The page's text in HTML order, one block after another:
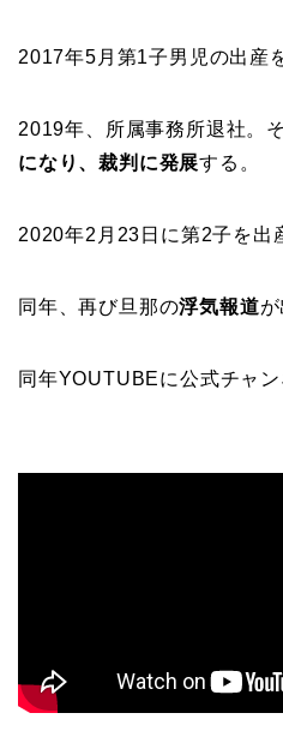
2017年5月第1子男児の出産
2019年、所属事務所退社。
になり、裁判に発展する。
2020年2月23日に第2子を出
同年、再び旦那の浮気報道が
同年YOUTUBEに公式チャン